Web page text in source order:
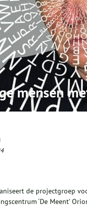
mensen
de projectgroep
‘De Meent’